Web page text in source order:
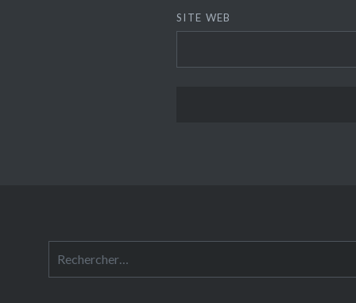
SITE WEB